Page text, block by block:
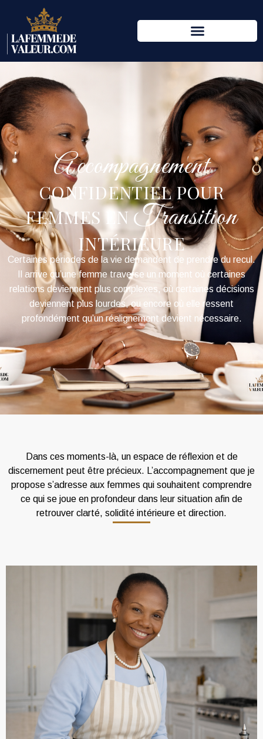
Accompagnement
CONFIDENTIEL POUR
FEMMES ENTransition
INTÉRIEURE
Certaines périodes de la vie demandent de prendre du recul.
Il arrive qu’une femme traverse un moment où certaines
relations deviennent plus complexes, où certaines décisions
deviennent plus lourdes, ou encore où elle ressent
profondément qu’un réalignement devient nécessaire.
Dans ces moments-là, un espace de réflexion et de
discernement peut être précieux. L’accompagnement que je
propose s’adresse aux femmes qui souhaitent comprendre
ce qui se joue en profondeur dans leur situation afin de
retrouver clarté, solidité intérieure et direction.